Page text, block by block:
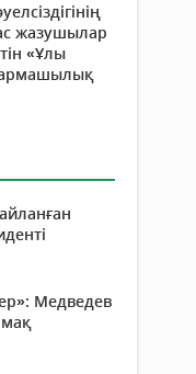
жазушылар
«Ұлы
Медведев